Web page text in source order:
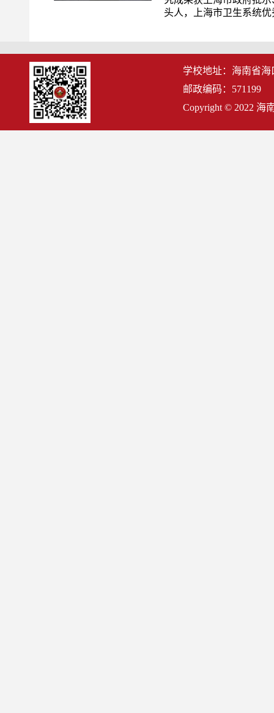
头人，上海市卫生系统
学校地址：海南省
邮政编码：571199
Copyright © 2022 海